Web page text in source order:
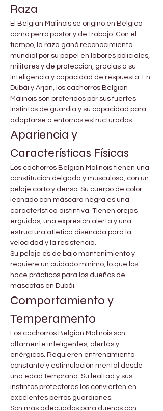
Raza
El Belgian Malinois se originó en Bélgica
como perro pastor y de trabajo. Con el
tiempo, la raza ganó reconocimiento
mundial por su papel en labores policiales,
militares y de protección, gracias a su
inteligencia y capacidad de respuesta. En
Dubái y Arjan, los cachorros Belgian
Malinois son preferidos por sus fuertes
instintos de guardia y su capacidad para
adaptarse a entornos estructurados.
Apariencia y
Características Físicas
Los cachorros Belgian Malinois tienen una
constitución delgada y musculosa, con un
pelaje corto y denso. Su cuerpo de color
leonado con máscara negra es una
característica distintiva. Tienen orejas
erguidas, una expresión alerta y una
estructura atlética diseñada para la
velocidad y la resistencia.
Su pelaje es de bajo mantenimiento y
requiere un cuidado mínimo, lo que los
hace prácticos para los dueños de
mascotas en Dubái.
Comportamiento y
Temperamento
Los cachorros Belgian Malinois son
altamente inteligentes, alertas y
enérgicos. Requieren entrenamiento
constante y estimulación mental desde
una edad temprana. Su lealtad y sus
instintos protectores los convierten en
excelentes perros guardianes.
Son más adecuados para dueños con